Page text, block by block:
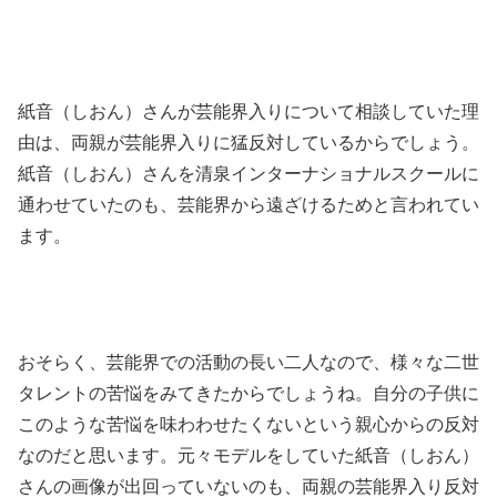
紙音（しおん）さんが芸能界入りについて相談していた理
由は、両親が芸能界入りに猛反対しているからでしょう。
紙音（しおん）さんを清泉インターナショナルスクールに
通わせていたのも、芸能界から遠ざけるためと言われてい
ます。
おそらく、芸能界での活動の長い二人なので、様々な二世
タレントの苦悩をみてきたからでしょうね。自分の子供に
このような苦悩を味わわせたくないという親心からの反対
なのだと思います。元々モデルをしていた紙音（しおん）
さんの画像が出回っていないのも、両親の芸能界入り反対